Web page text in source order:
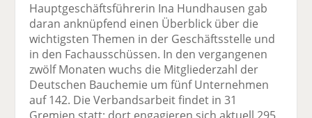
Hauptgeschäftsführerin Ina Hundhausen gab
daran anknüpfend einen Überblick über die
wichtigsten Themen in der Geschäftsstelle und
in den Fachausschüssen. In den vergangenen
zwölf Monaten wuchs die Mitgliederzahl der
Deutschen Bauchemie um fünf Unternehmen
auf 142. Die Verbandsarbeit findet in 31